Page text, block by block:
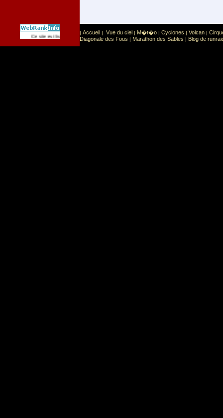
Ce site est list� dans la cat�gorie Sport: Sports extr�mes
| Accueil | Vue du ciel | M�t�o | Cyclones | Volcan |
Diagonale des Fous | Marathon des Sables | Blog de